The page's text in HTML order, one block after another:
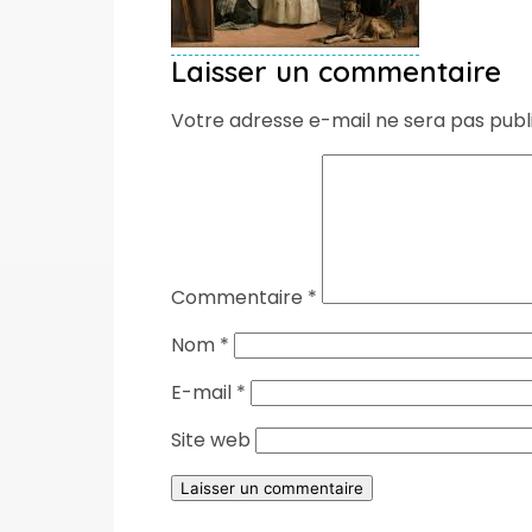
Laisser un commentaire
Votre adresse e-mail ne sera pas
Commentaire *
Nom *
E-mail *
Site web